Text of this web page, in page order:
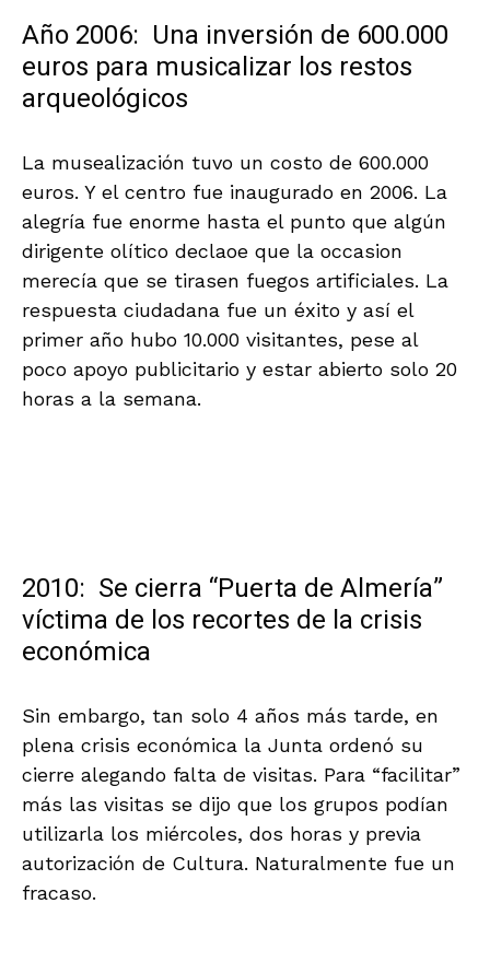
Año 2006: Una inversión de 600.000
euros para musicalizar los restos
arqueológicos
La musealización tuvo un costo de 600.000
euros. Y el centro fue inaugurado en 2006. La
alegría fue enorme hasta el punto que algún
dirigente olítico declaoe que la occasion
merecía que se tirasen fuegos artificiales. La
respuesta ciudadana fue un éxito y así el
primer año hubo 10.000 visitantes, pese al
poco apoyo publicitario y estar abierto solo 20
horas a la semana.
2010: Se cierra “Puerta de Almería”
víctima de los recortes de la crisis
económica
Sin embargo, tan solo 4 años más tarde, en
plena crisis económica la Junta ordenó su
cierre alegando falta de visitas. Para “facilitar”
más las visitas se dijo que los grupos podían
utilizarla los miércoles, dos horas y previa
autorización de Cultura. Naturalmente fue un
fracaso.